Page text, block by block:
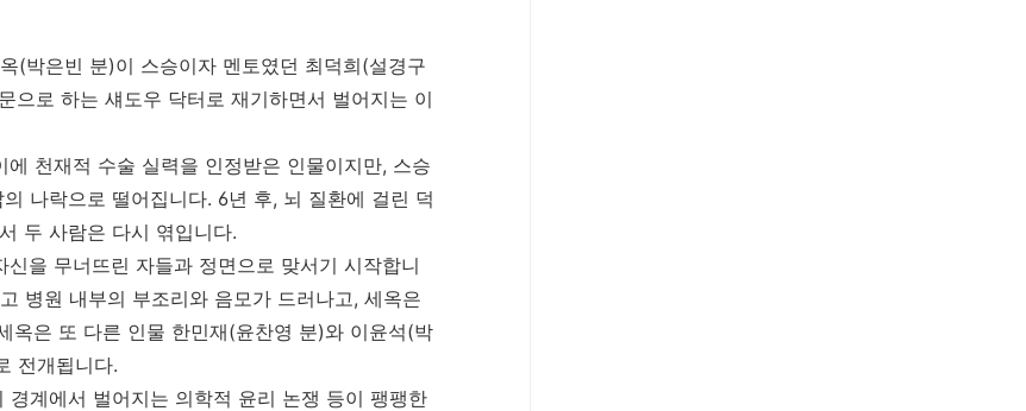
(박은빈 분)이 스승이자 멘토였던 최덕희(설경구
으로 하는 섀도우 닥터로 재기하면서 벌어지는 이
천재적 수술 실력을 인정받은 인물이지만, 스승
나락으로 떨어집니다. 6년 후, 뇌 질환에 걸린 덕
두 사람은 다시 엮입니다.
을 무너뜨린 자들과 정면으로 맞서기 시작합니
병원 내부의 부조리와 음모가 드러나고, 세옥은
옥은 또 다른 인물 한민재(윤찬영 분)와 이윤석(박
전개됩니다.
계에서 벌어지는 의학적 윤리 논쟁 등이 팽팽한